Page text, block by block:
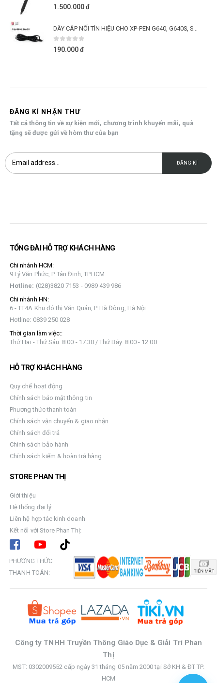
0 out of 5
1.500.000đ
0 out of 5
190.000đ
ĐĂNG KÍ NHẬN THƯ
Tất cả thông tin về sự kiện mới, chương trình khuyến mãi, quà
tặng sẽ được gửi về hòm thư của bạn
TỔNG ĐÀI HỖ TRỢ KHÁCH HÀNG
Chi nhánh HCM:
9 Lý Văn Phức, P. Tân Định, TP.HCM
Hotline: (028)3820 7153 - 0989 439 986
Chi nhánh HN:
6 - TT4A Khu đô thị Văn Quán, P. Hà Đông, Hà Nội
Hotline: 0839 250 028
Thời gian làm việc::
Thứ Hai - Thứ Sáu: 8:00 - 17:30 / Thứ Bảy: 8:00 - 12:00
HỖ TRỢ KHÁCH HÀNG
Quy chế hoạt động
Chính sách bảo mật thông tin
Phương thức thanh toán
Chính sách vận chuyển & giao nhận
Chính sách đổi trả
Chính sách bảo hành
Chính sách kiểm & hoàn trả hàng
STORE PHAN THỊ
Giới thiệu
Hệ thống đại lý
Liên hệ hợp tác kinh doanh
Kết nối với Store Phan Thị:
PHƯƠNG THỨC
THANH TOÁN:
Công ty TNHH Truyền Thông Giáo Dục & Giải Trí Phan
Thị
MST: 0302009552 cấp ngày 31 tháng 05 năm 2000 tại Sở KH & ĐT TP.
HCM